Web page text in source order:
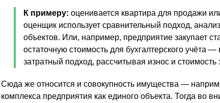
К примеру: оценивается квартира для продажи
оценщик использует сравнительный подход,
объектов. Или, например, предприятие закупает
остаточную стоимость для бухгалтерского учёта
затратный подход, рассчитывая износ и
Сюда же относится и совокупность имущества —
комплекса предприятия как единого объекта. Тогда во